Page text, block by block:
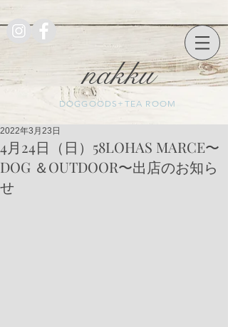
nakku
DOGGOODS+TEA ROOM
4月24日（日）58LOHAS MARCE〜
DOG ＆OUTDOOR〜出店のお知ら
せ
2022年3月23日